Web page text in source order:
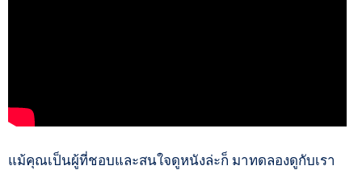
แม้คุณเป็นผู้ที่ชอบและสนใจดูหนังล่ะก็ มาทดลองดูกับเรา